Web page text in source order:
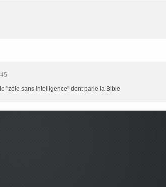
"zèle sans intelligence" dont parle la Bible